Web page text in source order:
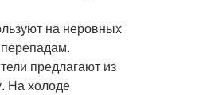
на неровных
предлагают из
На холоде